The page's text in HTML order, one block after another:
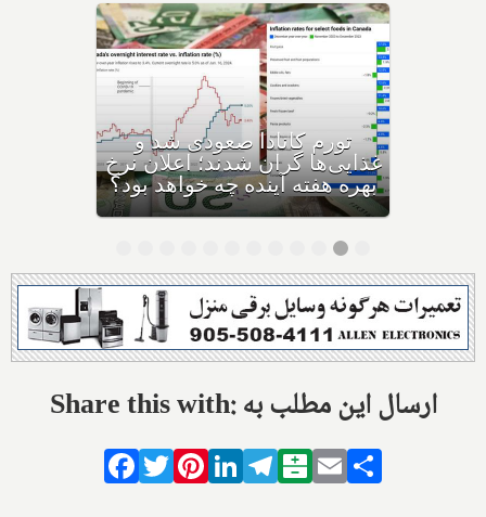
فردا آخرین روز بازپرداخت وام
۶۰,۰۰۰ دلاری بیزینس‌های
کاناداست؛ نیمی از بیزینس‌ها در
حال ورشکستگی هستند
Share this with: ارسال این مطلب به
Facebook
TwitterPinterestLinkedIn
Telegram
Balatarin
Email